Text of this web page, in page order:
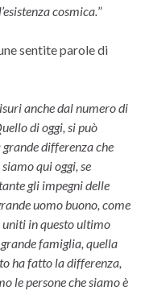
cosmica. ”
sentite parole di
anche dal numero di
di oggi, si può
differenza che
qui oggi, se
gli impegni delle
uomo buono, come
uniti in questo ultimo
famiglia, quella
ha fatto la differenza,
le persone che siamo è